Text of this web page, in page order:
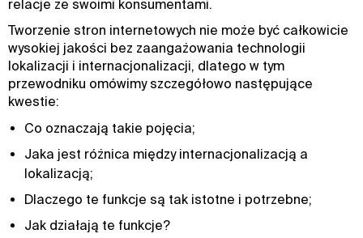
relacje ze swoimi konsumentami.
Tworzenie stron internetowych nie może być całkowicie
wysokiej jakości bez zaangażowania technologii
lokalizacji i internacjonalizacji, dlatego w tym
przewodniku omówimy szczegółowo następujące
kwestie:
Co oznaczają takie pojęcia;
Jaka jest różnica między internacjonalizacją a
lokalizacją;
Dlaczego te funkcje są tak istotne i potrzebne;
Jak działają te funkcje?